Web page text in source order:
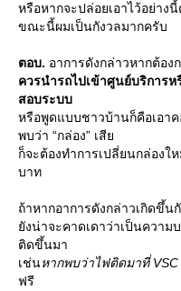
หรือหากจะปล่อยเอาไว้อย่าง
ขณะนี้ผมเป็นกังวลมากครับ
ตอบ. อาการดังกล่าวหากต้อ
ควรนำรถไปเข้าศูนย์บริการห
สอบระบบ
หรือพูดแบบชาวบ้านก็คือเอา
พบว่า “กล่อง” เสี
ก็จะต้องทำการเปลี่ยนกล่อง
บาท
ถ้าหากอาการดังกล่าวเกิดขึ้น
งน่าจะคาดเดาว่าเป็นควา
ติดขึ้นมา
เช่นหากพบว่าไฟติดมาที่ VSC
ฟรี